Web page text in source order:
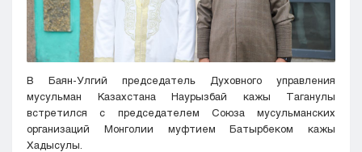
В Баян-Улгий председатель Духовного управления
мусульман Казахстана Наурызбай кажы Таганулы
встретился с председателем Союза мусульманских
организаций Монголии муфтием Батырбеком кажы
Хадысулы.